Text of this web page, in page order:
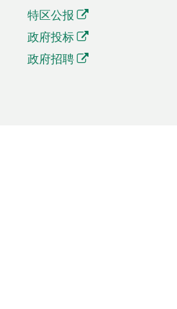
特区公报
政府投标
政府招聘